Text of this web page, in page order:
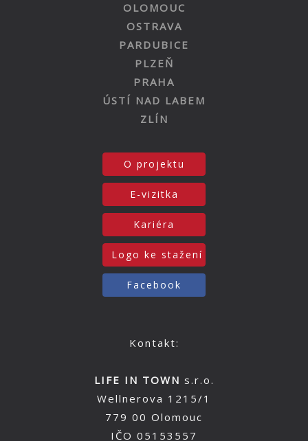
OLOMOUC
OSTRAVA
PARDUBICE
PLZEŇ
PRAHA
ÚSTÍ NAD LABEM
ZLÍN
O projektu
E-vizitka
Kariéra
Logo ke stažení
Facebook
Kontakt:
LIFE IN TOWN s.r.o.
Wellnerova 1215/1
779 00 Olomouc
IČO 05153557